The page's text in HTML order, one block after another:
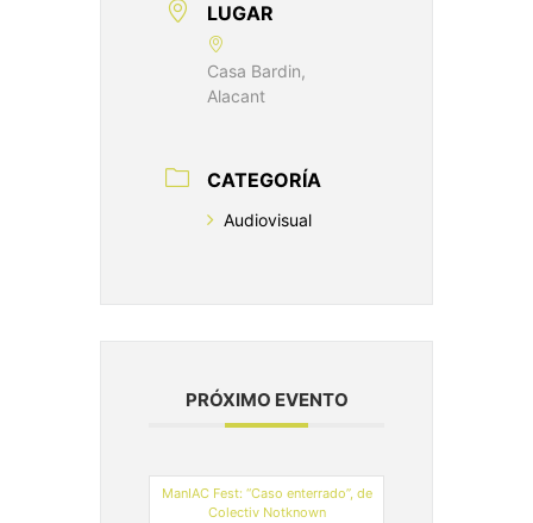
LUGAR
Casa Bardin,
Alacant
CATEGORÍA
Audiovisual
PRÓXIMO EVENTO
ManIAC Fest: “Caso enterrado”, de
Colectiv Notknown